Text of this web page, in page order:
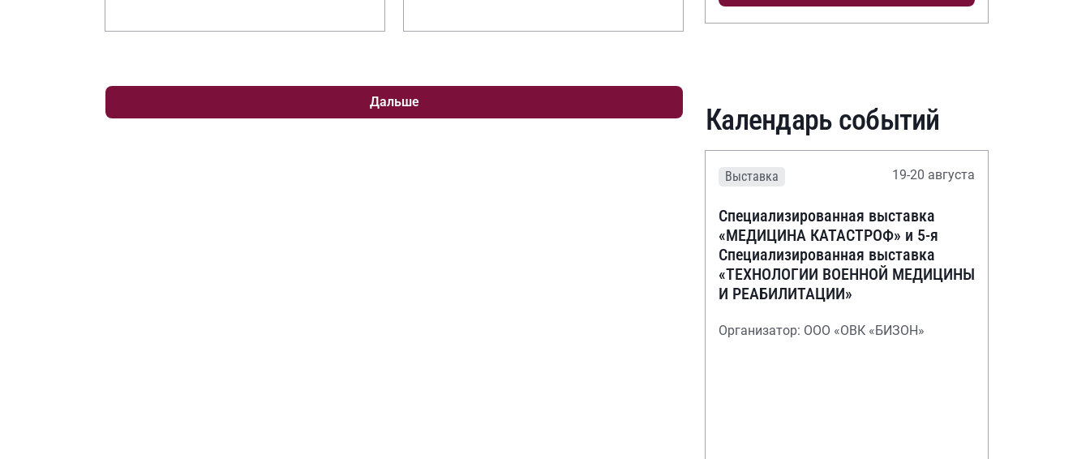
Дальше
Календарь событий
Выставка 19-20 августа
Специализированная выставка
«МЕДИЦИНА КАТАСТРОФ» и 5-я
Специализированная выставка
«ТЕХНОЛОГИИ ВОЕННОЙ МЕДИЦИНЫ
И РЕАБИЛИТАЦИИ»
Организатор: ООО «ОВК «БИЗОН»